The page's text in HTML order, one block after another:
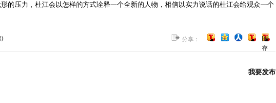
的压力，杜江会以怎样的方式诠释一个全新的人物，相信以实力说话的杜江会给观众一个
) 分享：
[保
存
博
客]
我要发布